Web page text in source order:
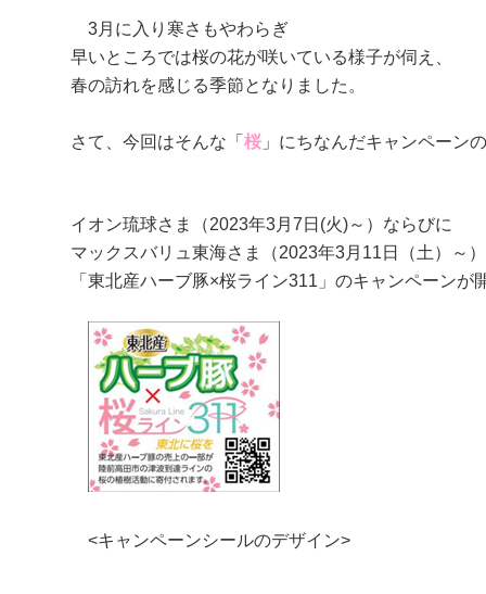
3月に入り寒さもやわらぎ
早いところでは桜の花が咲いている様子が伺え、
春の訪れを感じる季節となりました。
さて、今回はそんな「 桜 」にちなんだキャンペーン
イオン琉球さま（2023年3月7日(火)～）ならびに
マックスバリュ東海さま（2023年3月11日（土）～
「東北産ハーブ豚×桜ライン311」のキャンペーンが
<キャンペーンシールのデザイン>